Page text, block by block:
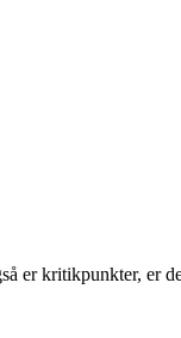
er kritikpunkter, er